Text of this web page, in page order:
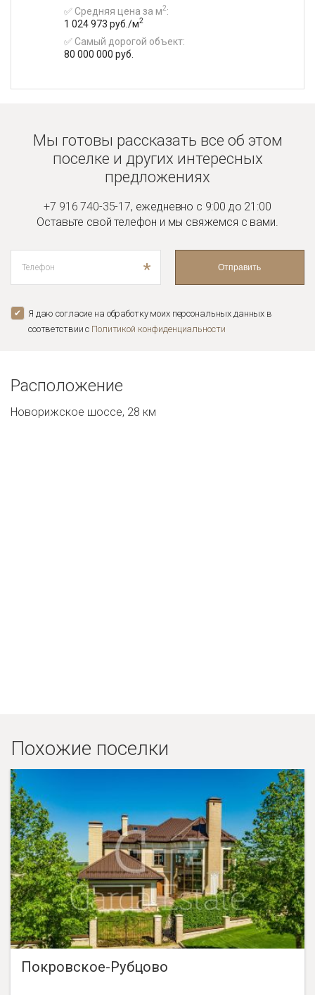
✅ Средняя цена за м2:
1 024 973 руб./м2
✅ Самый дорогой объект:
80 000 000 руб.
Мы готовы рассказать все об этом
поселке и других интересных
предложениях
+7 916 740-35-17, ежедневно с 9:00 до 21:00
Оставьте свой телефон и мы свяжемся с вами.
* Отправить
Я даю согласие на обработку моих персональных данных в
соответствии с Политикой конфиденциальноcти
Расположение
Новорижское шоссе, 28 км
Похожие поселки
Покровское-Рубцово